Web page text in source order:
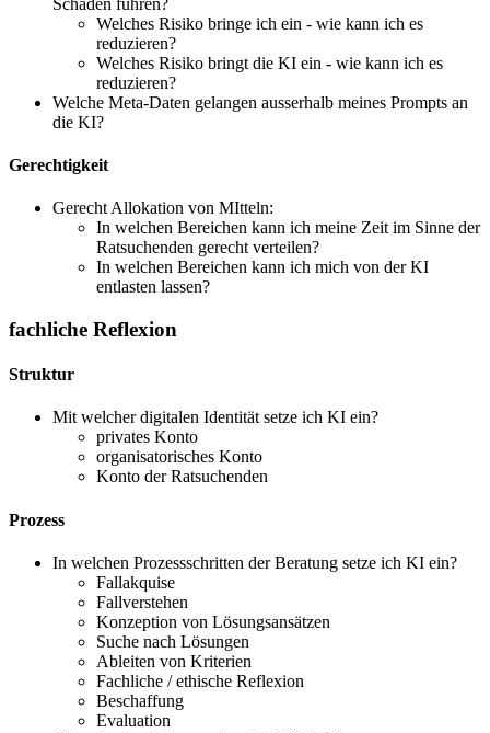
Welches Risiko bringe ich ein - wie kann ich es
reduzieren?
Welches Risiko bringt die KI ein - wie kann ich es
reduzieren?
Welche Meta-Daten gelangen ausserhalb meines Prompts an
die KI?
Gerechtigkeit
Gerecht Allokation von MItteln:
In welchen Bereichen kann ich meine Zeit im Sinne der
Ratsuchenden gerecht verteilen?
In welchen Bereichen kann ich mich von der KI
entlasten lassen?
fachliche Reflexion
Struktur
Mit welcher digitalen Identität setze ich KI ein?
privates Konto
organisatorisches Konto
Konto der Ratsuchenden
Prozess
In welchen Prozessschritten der Beratung setze ich KI ein?
Fallakquise
Fallverstehen
Konzeption von Lösungsansätzen
Suche nach Lösungen
Ableiten von Kriterien
Fachliche / ethische Reflexion
Beschaffung
Evaluation